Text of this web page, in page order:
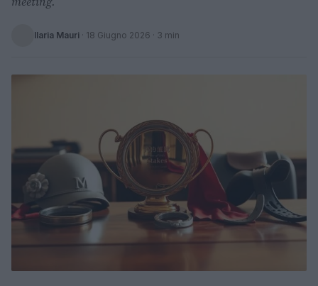
Ilaria Mauri · 18 Giugno 2026 · 3 min